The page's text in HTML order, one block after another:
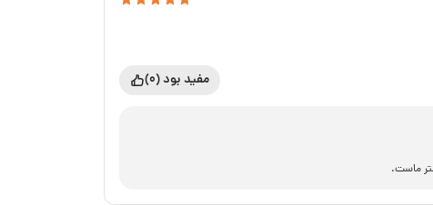
مفید بود (0)
ماست.